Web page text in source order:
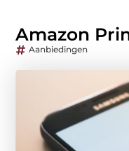
Amazon
Aanbiedingen